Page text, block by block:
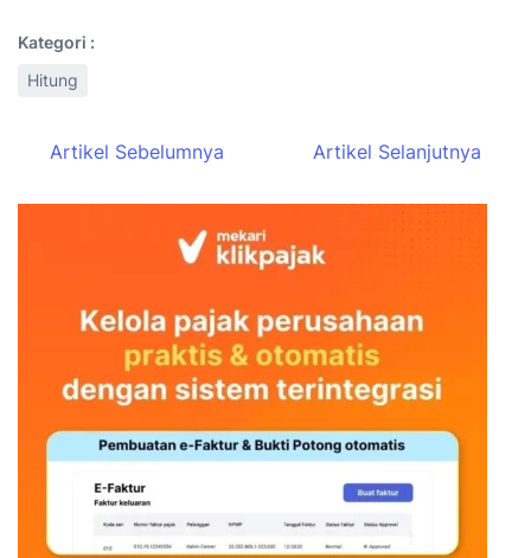
Kategori :
Hitung
Artikel Sebelumnya Artikel Selanjutnya